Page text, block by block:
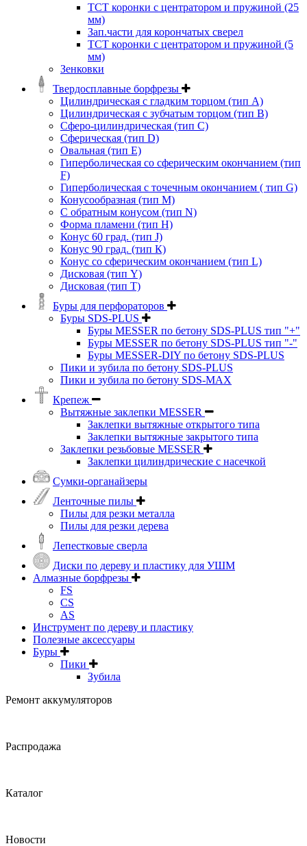
ТСТ коронки с центратором и пружиной (25
мм)
Зап.части для корончатых сверел
ТСТ коронки с центратором и пружиной (5
мм)
Зенковки
Твердосплавные борфрезы
Цилиндрическая с гладким торцом (тип А)
Цилиндрическая с зубчатым торцом (тип В)
Сферо-цилиндрическая (тип С)
Сферическая (тип D)
Овальная (тип Е)
Гиперболическая со сферическим окончанием (тип
F)
Гиперболическая с точечным окончанием ( тип G)
Конусообразная (тип М)
C обратным конусом (тип N)
Форма пламени (тип H)
Конус 60 град. (тип J)
Конус 90 град. (тип К)
Конус со сферическим окончанием (тип L)
Дисковая (тип Y)
Дисковая (тип Т)
Буры для перфораторов
Буры SDS-PLUS
Буры MESSER по бетону SDS-PLUS тип "+"
Буры MESSER по бетону SDS-PLUS тип "-"
Буры MESSER-DIY по бетону SDS-PLUS
Пики и зубила по бетону SDS-PLUS
Пики и зубила по бетону SDS-MAX
Крепеж
Вытяжные заклепки MESSER
Заклепки вытяжные открытого типа
Заклепки вытяжные закрытого типа
Заклепки резьбовые MESSER
Заклепки цилиндрические с насечкой
Сумки-органайзеры
Ленточные пилы
Пилы для резки металла
Пилы для резки дерева
Лепестковые сверла
Диски по дереву и пластику для УШМ
Алмазные борфрезы
FS
CS
AS
Инструмент по дереву и пластику
Полезные аксессуары
Буры
Пики
Зубила
Ремонт аккумуляторов
Распродажа
Каталог
Новости